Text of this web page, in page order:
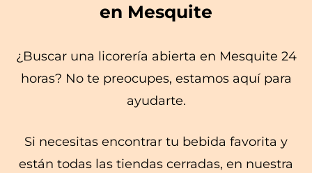
en Mesquite
¿Buscar una licorería abierta en Mesquite 24
horas? No te preocupes, estamos aquí para
ayudarte.
Si necesitas encontrar tu bebida favorita y
están todas las tiendas cerradas, en nuestra